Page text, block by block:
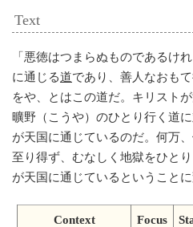
Text
「 悪徳はつまらぬものであるけ
に通じる道であり、善人なおも
をや、とはこの道だ。キリスト
曠野（こうや）のひとり行く道
が天国に通じているのだ。何万
至り得ず、むなしく地獄をひと
が天国に通じているということに
Context Focus